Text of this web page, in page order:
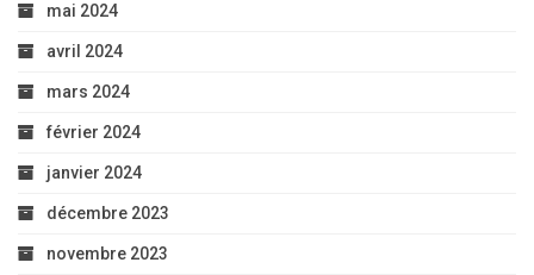
mai 2024
avril 2024
mars 2024
février 2024
janvier 2024
décembre 2023
novembre 2023